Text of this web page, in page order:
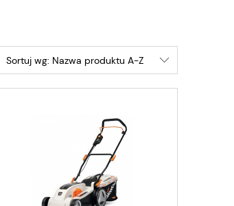
Sortuj wg: Nazwa produktu A-Z